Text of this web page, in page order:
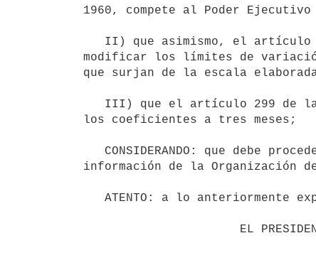
1960, compete al Poder
modificar los límites de
que surjan de la escala
los coeficientes a tres meses;
información de la Organización